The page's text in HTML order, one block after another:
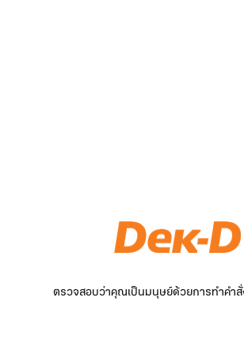
ตรวจสอบว่าคุณเป็นมนุษย์ด้วยการทำคำสั่